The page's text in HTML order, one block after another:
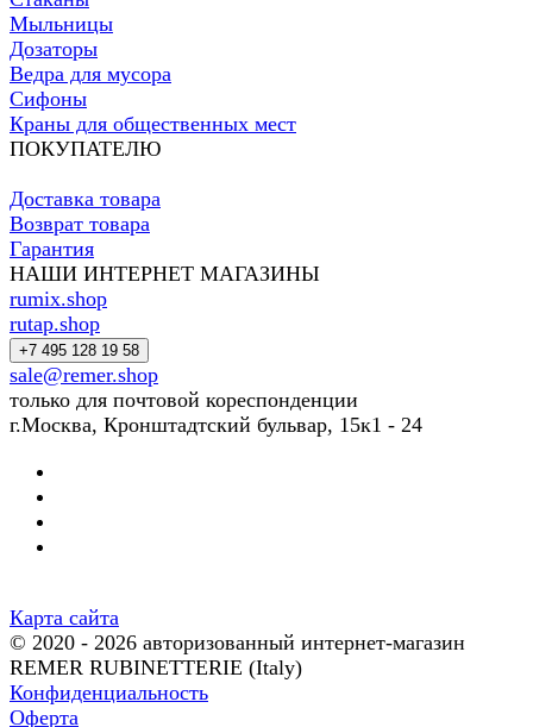
Мыльницы
Дозаторы
Ведра для мусора
Сифоны
Краны для общественных мест
ПОКУПАТЕЛЮ
Доставка товара
Возврат товара
Гарантия
НАШИ ИНТЕРНЕТ МАГАЗИНЫ
rumix.shop
rutap.shop
+7 495 128 19 58
sale@remer.shop
только для почтовой кореспонденции
г.Москва, Кронштадтский бульвар, 15к1 - 24
Карта сайта
© 2020 - 2026 авторизованный интернет-магазин
REMER RUBINETTERIE (Italy)
Конфиденциальность
Оферта